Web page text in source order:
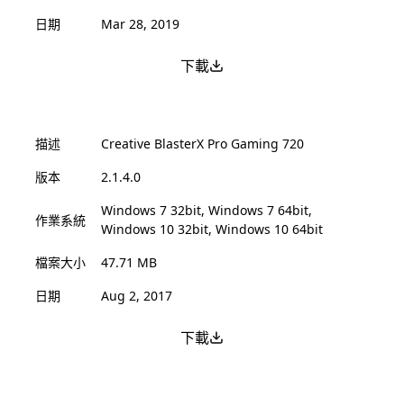
日期
Mar 28, 2019
下載
描述
Creative BlasterX Pro Gaming 720
版本
2.1.4.0
作業系統
Windows 7 32bit, Windows 7 64bit,
Windows 10 32bit, Windows 10 64bit
檔案大小
47.71 MB
日期
Aug 2, 2017
下載